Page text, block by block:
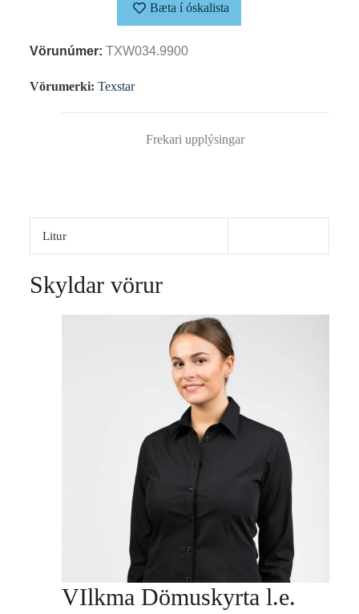
Bæta í óskalista
Vörunúmer: TXW034.9900
Vörumerki: Texstar
Frekari upplýsingar
Litur
Skyldar vörur
VIlkma Dömuskyrta l.e.